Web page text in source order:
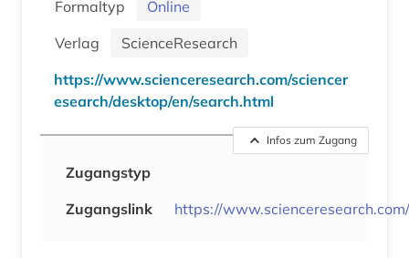
Formaltyp
Online
Verlag
ScienceResearch
https://www.scienceresearch.com/sciencer
esearch/desktop/en/search.html
Infos zum Zugang
Zugangstyp
Zugangslink
https://